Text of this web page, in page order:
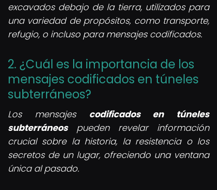
excavados debajo de la tierra, utilizados para
una variedad de propósitos, como transporte,
refugio, o incluso para mensajes codificados.
2. ¿Cuál es la importancia de los
mensajes codificados en túneles
subterráneos?
Los mensajes codificados en túneles
subterráneospueden revelar información
crucial sobre la historia, la resistencia o los
secretos de un lugar, ofreciendo una ventana
única al pasado.